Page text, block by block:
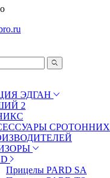
ЭДГАН
2
СРОТОННИХ
Прицелы PARD SA